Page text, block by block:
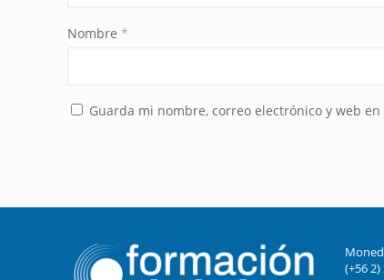
Nombre *
Guarda mi nombre, correo electrónico y web
(+56 2)